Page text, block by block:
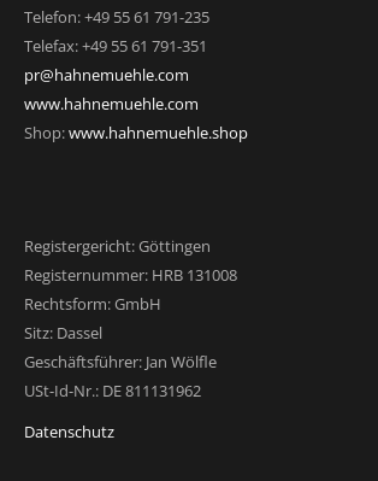
Telefon: +49 55 61 791-235
Telefax: +49 55 61 791-351
pr@hahnemuehle.com
www.hahnemuehle.com
Shop:www.hahnemuehle.shop
Registergericht: Göttingen
Registernummer: HRB 131008
Rechtsform: GmbH
Sitz: Dassel
Geschäftsführer: Jan Wölfle
USt-Id-Nr.: DE 811131962
Datenschutz